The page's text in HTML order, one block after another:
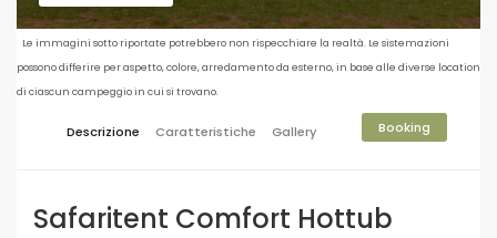
Le immagini sotto riportate potrebbero non rispecchiare la realtà. Le sistemazioni
possono differire per aspetto, colore, arredamento da esterno, in base alle diverse location
di ciascun campeggio in cui si trovano.
Descrizione Caratteristiche Gallery Booking
Safaritent Comfort Hottub